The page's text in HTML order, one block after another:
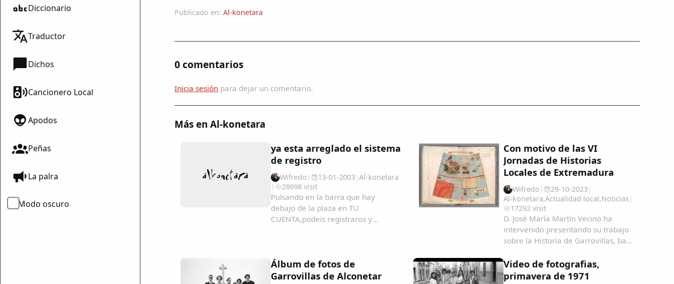
Diccionario
Traductor
Dichos
Cancionero Local
Apodos
Peñas
La palra
Modo oscuro
Publicado en: Al-konetara
0 comentarios
Inicia sesión para dejar un comentario.
Más en Al-konetara
ya esta arreglado el sistema
de registro
Wifredo | 13-01-2003| Al-konetara
|
28698 visit
Pulsando en la barra que hay
debajo de la plaza en TU
CUENTA,podeis registraros y
Con motivo de las VI
Jornadas de Historias
Locales de Extremadura
Wifredo | 29-10-2023|
Al-konetara,Actualidad local,Noticias |
17292 visit
D. José María Martín Vecino ha
intervenido presentando su trabajo
sobre la Historia de Garrovillas, bajo
Filipinas, una aproximación
cartográfica" Garrovillanos-en-
Álbum de fotos de
Garrovillas de Alconetar
Video de fotografias,
primavera de 1971